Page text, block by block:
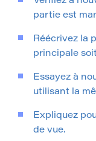
partie est
Réécrivez la
principale
Essayez à
utilisant la
Expliquez
de vue.